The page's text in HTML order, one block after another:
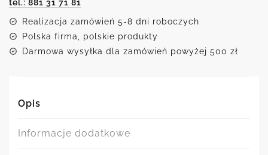
tel.: 881 31 71 81
Realizacja zamówień 5-8 dni roboczych
Polska firma, polskie produkty
Darmowa wysyłka dla zamówień powyżej 500 zł
Opis
Informacje dodatkowe